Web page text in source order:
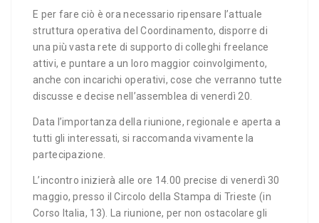
E per fare ciò è ora necessario ripensare l’attuale
struttura operativa del Coordinamento, disporre di
una più vasta rete di supporto di colleghi freelance
attivi, e puntare a un loro maggior coinvolgimento,
anche con incarichi operativi, cose che verranno tutte
discusse e decise nell’assemblea di venerdì 20.
Data l’importanza della riunione, regionale e aperta a
tutti gli interessati, si raccomanda vivamente la
partecipazione.
L’incontro inizierà alle ore 14.00 precise di venerdì 30
maggio, presso il Circolo della Stampa di Trieste (in
Corso Italia, 13). La riunione, per non ostacolare gli